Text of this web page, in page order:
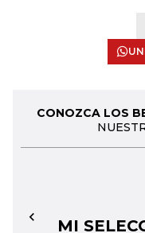
CONOZCA LOS
MI
←